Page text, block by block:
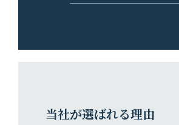
当社が選ばれる理由